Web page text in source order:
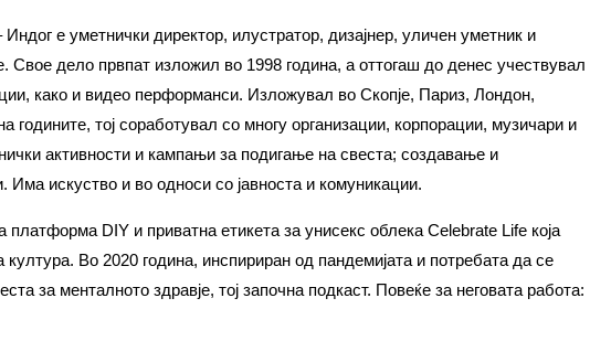
е уметнички директор, илустратор, дизајнер, уличен уметник и
Свое дело првпат изложил во 1998 година, а оттогаш до денес учествувал
како и видео перформанси. Изложувал во Скопје, Париз, Лондон,
тој соработувал со многу организации, корпорации, музичари и
активности и кампањи за подигање на свеста; создавање и
искуство и во односи со јавноста и комуникации.
платформа DIY и приватна етикета за унисекс облека Celebrate Life која
Во 2020 година, инспириран од пандемијата и потребата да се
за менталното здравје, тој започна подкаст. Повеќе за неговата работа: